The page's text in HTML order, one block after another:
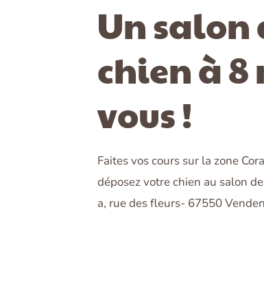
Un
chien à 8
vous !
Faites vos cours sur la zone
déposez votre chien au salon
a, rue des fleurs- 67550